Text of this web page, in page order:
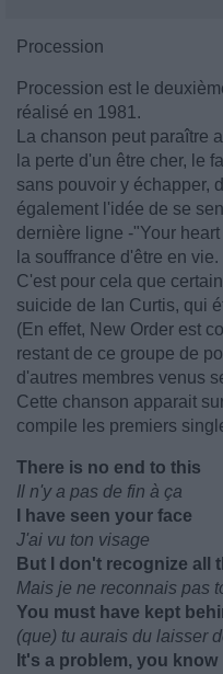
Procession
Procession est le
réalisé en 1981.
La chanson peut paraître
la perte d'un être cher, le
sans pouvoir y échapper,
également l'idée de se
dernière ligne -"Your
la souffrance d'être en vie.
C'est pour cela que
suicide de Ian Curtis, qui
(En effet, New Order est
restant de ce groupe de
d'autres membres venus
Cette chanson apparait
compile les premiers
There is no end to this
Il n'y a pas de fin à ça
I have seen your face
J'ai vu ton visage
But I don't recognize all
Mais je ne reconnais pas
You must have kept
(que) tu aurais du laisser
It's a problem, you know